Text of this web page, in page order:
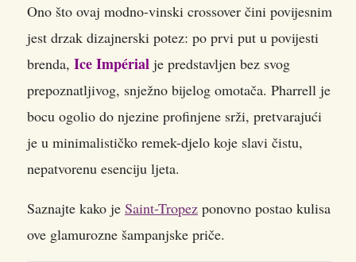
Ono što ovaj modno-vinski crossover čini povijesnim
jest drzak dizajnerski potez: po prvi put u povijesti
brenda, Ice Impérial je predstavljen bez svog
prepoznatljivog, snježno bijelog omotača. Pharrell je
bocu ogolio do njezine profinjene srži, pretvarajući
je u minimalističko remek-djelo koje slavi čistu,
nepatvorenu esenciju ljeta.
Saznajte kako je Saint-Tropez ponovno postao kulisa
ove glamurozne šampanjske priče.